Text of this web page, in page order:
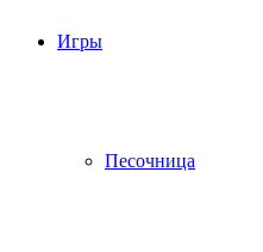
Игры
Песочница